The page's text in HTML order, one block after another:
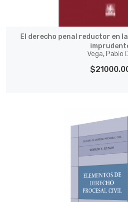
El derecho penal reductor en
Vega, Pablo